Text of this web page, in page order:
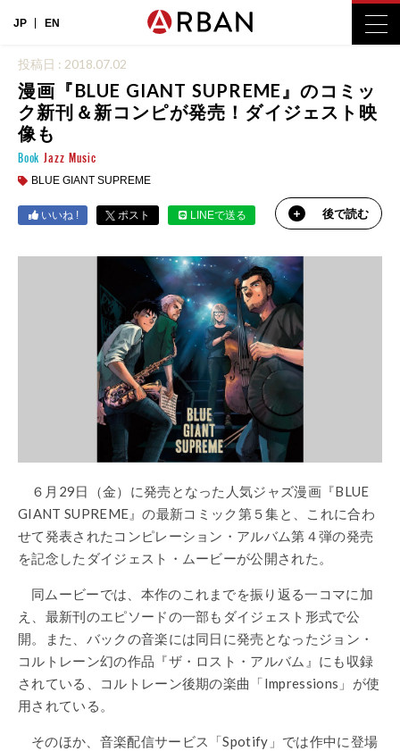
JP EN
投稿日 : 2018.07.02
漫画『BLUE GIANT SUPREME』のコミッ
ク新刊＆新コンピが発売！ダイジェスト映
像も
Book Jazz Music
BLUE GIANT SUPREME
いいね ! ポスト LINEで送る 後で読む
６月29日（金）に発売となった人気ジャズ漫画『BLUE
GIANT SUPREME』の最新コミック第５集と、これに合わ
せて発表されたコンピレーション・アルバム第４弾の発売
を記念したダイジェスト・ムービーが公開された。
同ムービーでは、本作のこれまでを振り返る一コマに加
え、最新刊のエピソードの一部もダイジェスト形式で公
開。また、バックの音楽には同日に発売となったジョン・
コルトレーン幻の作品『ザ・ロスト・アルバム』にも収録
されている、コルトレーン後期の楽曲「Impressions」が使
用されている。
そのほか、音楽配信サービス「Spotify」では作中に登場